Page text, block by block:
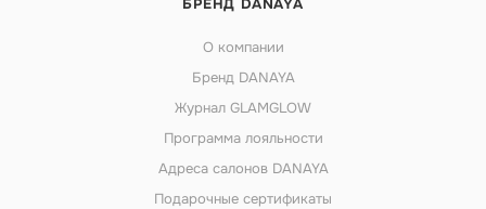
БРЕНД DANAYA
О компании
Бренд DANAYA
Журнал GLAMGLOW
Программа лояльности
Адреса салонов DANAYA
Подарочные сертификаты